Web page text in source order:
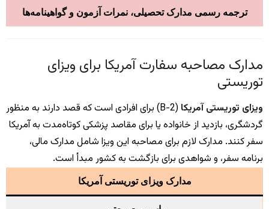
ترجمه رسمی مدارک تحصیلی، نمرات آزمون و گواهینامه‌ها
مدارک مصاحبه سفارت آمریکا برای ویزای
توریستی
ویزای توریستی آمریکا
(B-2) برای افرادی است که قصد دارند به منظور
گردشگری، بازدید از خانواده یا برای مقاصد پزشکی کوتاه‌مدت به آمریکا
سفر کنند. مدارک لازم برای مصاحبه این ویزا شامل مدارک مالی،
برنامه سفر، و شواهدی برای بازگشت به کشور مبدأ است.
مدارک ویزای توریستی آمریکا